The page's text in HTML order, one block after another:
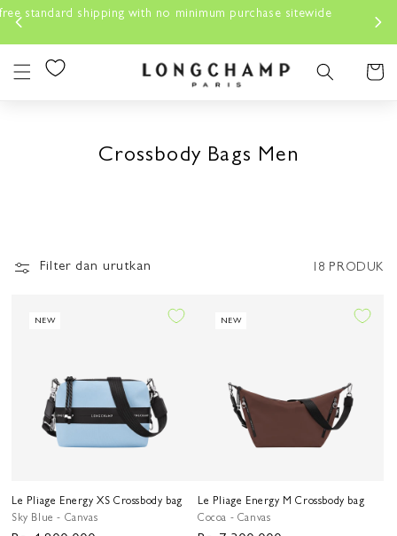
Lewati
sitewide
Crossbody Bags Men
Filter dan urutkan 18 PRODUK
NEW
Le Pliage Energy XS Crossbody bag
Sky Blue - Canvas
NEW
Le Pliage Energy M Crossbody bag
Cocoa - Canvas